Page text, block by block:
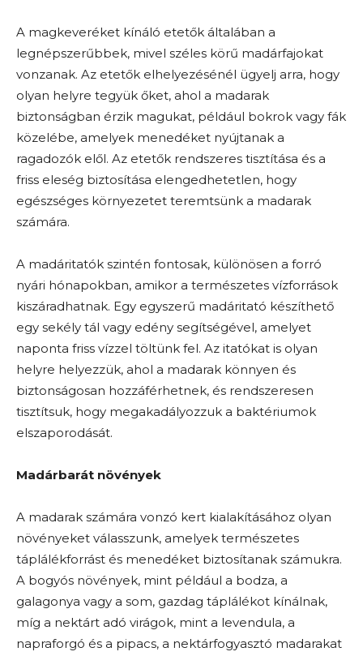
A magkeveréket kínáló etetők általában a
legnépszerűbbek, mivel széles körű madárfajokat
vonzanak. Az etetők elhelyezésénél ügyelj arra, hogy
olyan helyre tegyük őket, ahol a madarak
biztonságban érzik magukat, például bokrok vagy fák
közelébe, amelyek menedéket nyújtanak a
ragadozók elől. Az etetők rendszeres tisztítása és a
friss eleség biztosítása elengedhetetlen, hogy
egészséges környezetet teremtsünk a madarak
számára.
A madáritatók szintén fontosak, különösen a forró
nyári hónapokban, amikor a természetes vízforrások
kiszáradhatnak. Egy egyszerű madáritató készíthető
egy sekély tál vagy edény segítségével, amelyet
naponta friss vízzel töltünk fel. Az itatókat is olyan
helyre helyezzük, ahol a madarak könnyen és
biztonságosan hozzáférhetnek, és rendszeresen
tisztítsuk, hogy megakadályozzuk a baktériumok
elszaporodását.
Madárbarát növények
A madarak számára vonzó kert kialakításához olyan
növényeket válasszunk, amelyek természetes
táplálékforrást és menedéket biztosítanak számukra.
A bogyós növények, mint például a bodza, a
galagonya vagy a som, gazdag táplálékot kínálnak,
míg a nektárt adó virágok, mint a levendula, a
napraforgó és a pipacs, a nektárfogyasztó madarakat